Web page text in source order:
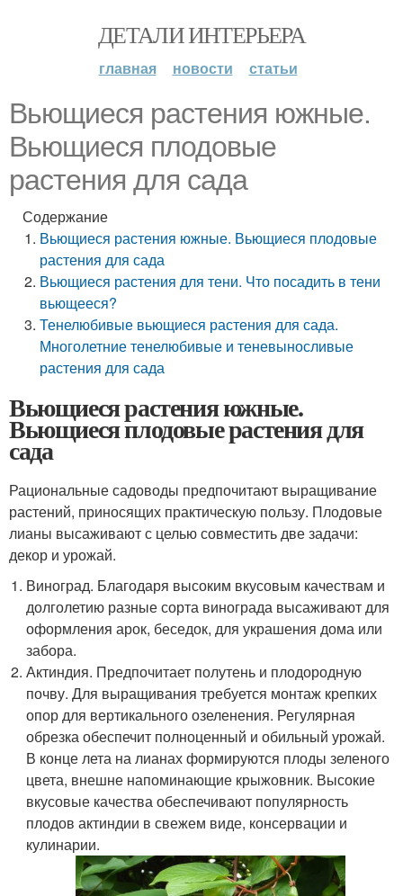
ДЕТАЛИ ИНТЕРЬЕРА
главная новости статьи
Вьющиеся растения южные.
Вьющиеся плодовые
растения для сада
Содержание
Вьющиеся растения южные. Вьющиеся плодовые
растения для сада
Вьющиеся растения для тени. Что посадить в тени
вьющееся?
Тенелюбивые вьющиеся растения для сада.
Многолетние тенелюбивые и теневыносливые
растения для сада
Вьющиеся растения южные.
Вьющиеся плодовые растения для
сада
Рациональные садоводы предпочитают выращивание
растений, приносящих практическую пользу. Плодовые
лианы высаживают с целью совместить две задачи:
декор и урожай.
Виноград. Благодаря высоким вкусовым качествам и
долголетию разные сорта винограда высаживают для
оформления арок, беседок, для украшения дома или
забора.
Актиндия. Предпочитает полутень и плодородную
почву. Для выращивания требуется монтаж крепких
опор для вертикального озеленения. Регулярная
обрезка обеспечит полноценный и обильный урожай.
В конце лета на лианах формируются плоды зеленого
цвета, внешне напоминающие крыжовник. Высокие
вкусовые качества обеспечивают популярность
плодов актиндии в свежем виде, консервации и
кулинарии.